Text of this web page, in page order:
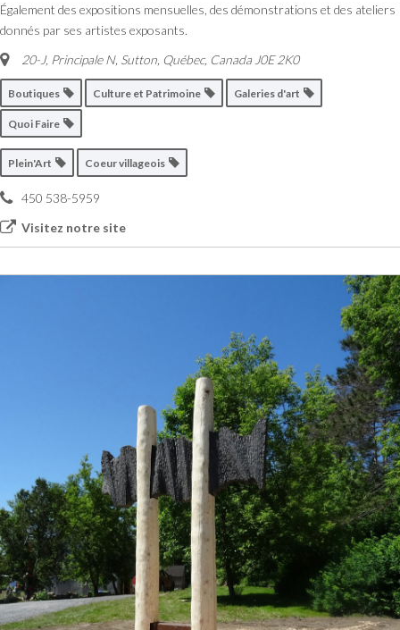
Également des expositions mensuelles, des démonstrations et des ateliers
donnés par ses artistes exposants.
20-J, Principale N, Sutton Québec, Canada J0E 2K0
Boutiques Culture et Patrimoine Galeries d'art
Quoi Faire
Plein'Art Coeur villageois
450 538-5959
Visitez notre site